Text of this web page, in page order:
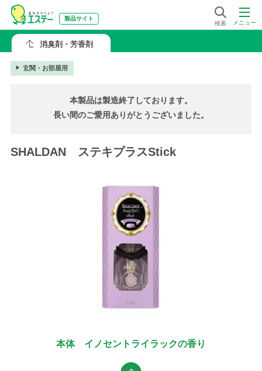
メニュー
検索
製品サイト
消臭剤・芳香剤
玄関・お部屋用
本製品は製造終了しております。
長い間のご愛用ありがとうございました。
SHALDAN ステキプラスStick
本体 イノセントライラックの香り